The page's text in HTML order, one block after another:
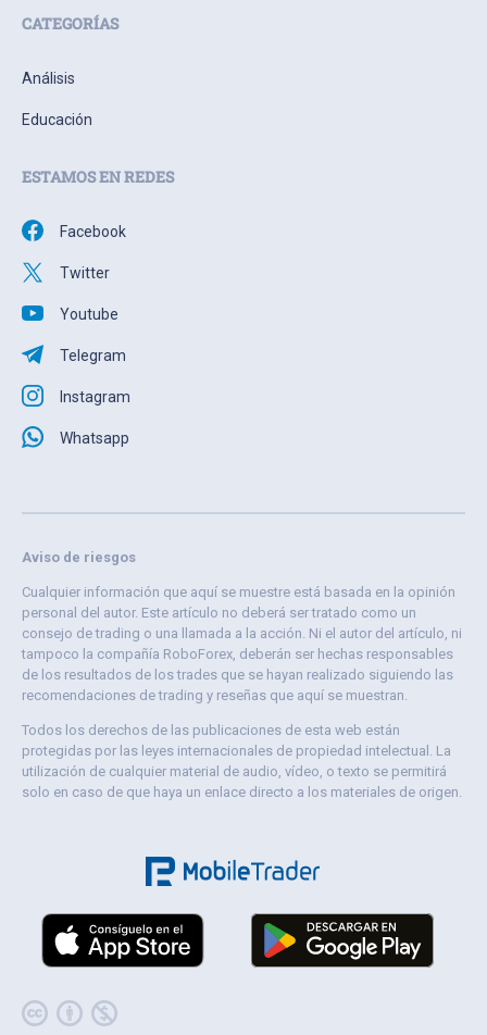
CATEGORÍAS
Análisis
Educación
ESTAMOS EN REDES
Facebook
Twitter
Youtube
Telegram
Instagram
Whatsapp
Aviso de riesgos
Cualquier información que aquí se muestre está basada en la opinión
personal del autor. Este artículo no deberá ser tratado como un
consejo de trading o una llamada a la acción. Ni el autor del artículo, ni
tampoco la compañía RoboForex, deberán ser hechas responsables
de los resultados de los trades que se hayan realizado siguiendo las
recomendaciones de trading y reseñas que aquí se muestran.
Todos los derechos de las publicaciones de esta web están
protegidas por las leyes internacionales de propiedad intelectual. La
utilización de cualquier material de audio, vídeo, o texto se permitirá
solo en caso de que haya un enlace directo a los materiales de origen.